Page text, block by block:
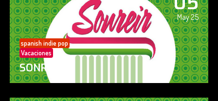
May 25
spanish indie pop
Vacaciones
SONREÍR